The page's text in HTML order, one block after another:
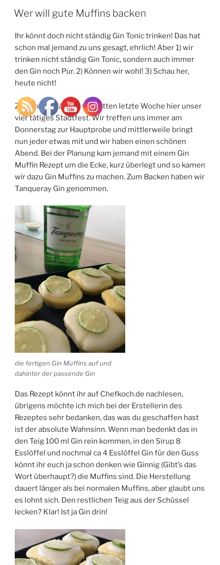
Wer will gute Muffins backen
Ihr könnt doch nicht ständig Gin Tonic trinken! Das hat
schon mal jemand zu uns gesagt, ehrlich! Aber 1) wir
trinken nicht ständig Gin Tonic, sondern auch immer
den Gin noch Pur. 2) Können wir wohl! 3) Schau her,
heute nicht!
Zu eurer Erklärung, wir hatten letzte Woche hier unser
vier tätiges Stadtfest. Wir treffen uns immer am
Donnerstag zur Hauptprobe und mittlerweile bringt
nun jeder etwas mit und wir haben einen schönen
Abend. Bei der Planung kam jemand mit einem Gin
Muffin Rezept um die Ecke, kurz überlegt und so kamen
wir dazu Gin Muffins zu machen. Zum Backen haben wir
Tanqueray Gin genommen.
die fertigen Gin Muffins auf und
dahinter der passende Gin
Das Rezept könnt ihr auf Chefkoch.de nachlesen,
übrigens möchte ich mich bei der Erstellerin des
Rezeptes sehr bedanken, das was du geschaffen hast
ist der absolute Wahnsinn. Wenn man bedenkt das in
den Teig 100 ml Gin rein kommen, in den Sirup 8
Esslöffel und nochmal ca 4 Esslöffel Gin für den Guss
könnt ihr euch ja schon denken wie Ginnig (Gibt’s das
Wort überhaupt?) die Muffins sind. Die Herstellung
dauert länger als bei normalen Muffins, aber glaubt uns
es lohnt sich. Den restlichen Teig aus der Schüssel
lecken? Klar! Ist ja Gin drin!